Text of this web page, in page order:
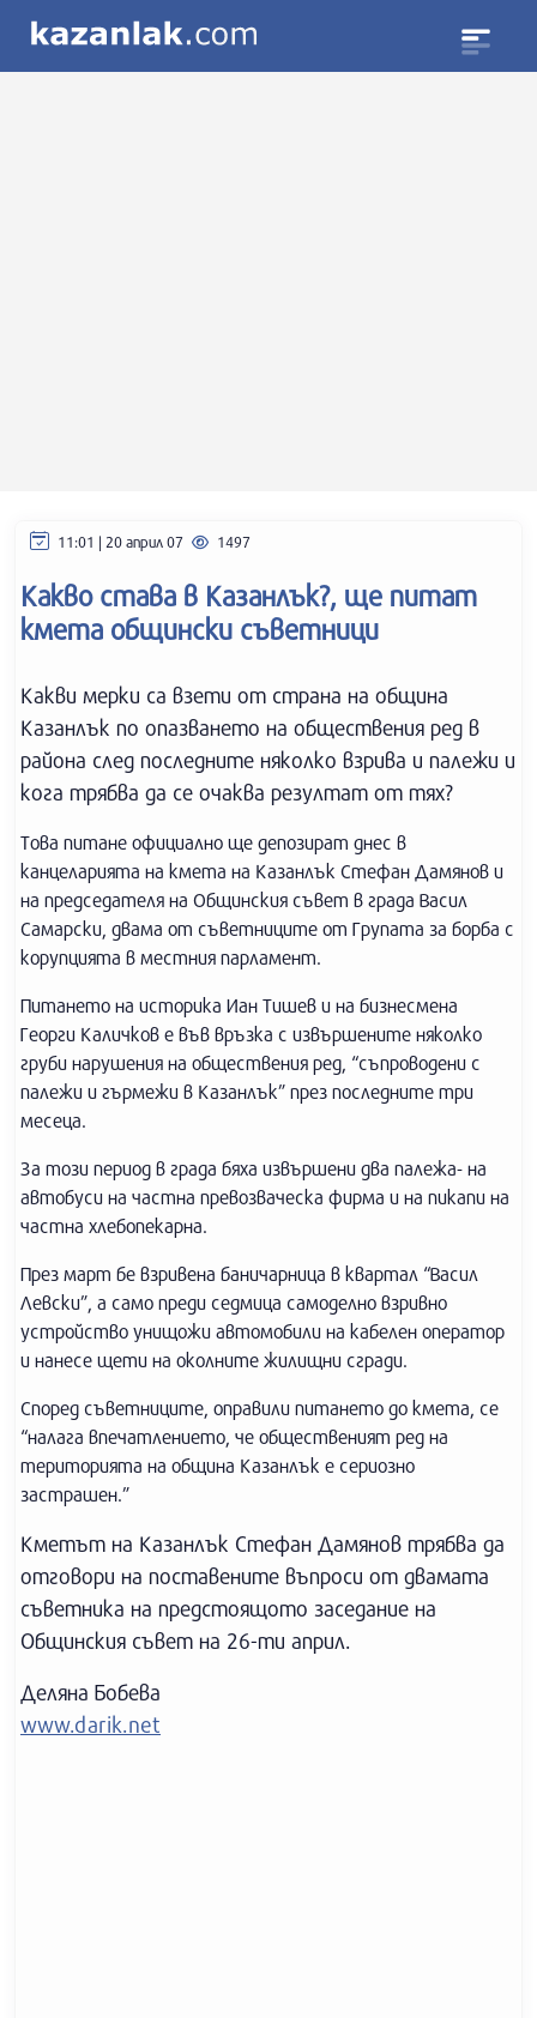
11:01 | 20 април 07 1497
Какво става в Казанлък?, ще питат
кмета общински съветници
Какви мерки са взети от страна на община
Казанлък по опазването на обществения ред в
района след последните няколко взрива и палежи и
кога трябва да се очаква резултат от тях?
Това питане официално ще депозират днес в
канцеларията на кмета на Казанлък Стефан Дамянов и
на председателя на Общинския съвет в града Васил
Самарски, двама от съветниците от Групата за борба с
корупцията в местния парламент.
Питането на историка Иан Тишев и на бизнесмена
Георги Каличков е във връзка с извършените няколко
груби нарушения на обществения ред, “съпроводени с
палежи и гърмежи в Казанлък” през последните три
месеца.
За този период в града бяха извършени два палежа- на
автобуси на частна превозваческа фирма и на пикапи на
частна хлебопекарна.
През март бе взривена баничарница в квартал “Васил
Левски”, а само преди седмица самоделно взривно
устройство унищожи автомобили на кабелен оператор
и нанесе щети на околните жилищни сгради.
Според съветниците, оправили питането до кмета, се
“налага впечатлението, че общественият ред на
територията на община Казанлък е сериозно
застрашен.”
Кметът на Казанлък Стефан Дамянов трябва да
отговори на поставените въпроси от двамата
съветника на предстоящото заседание на
Общинския съвет на 26-ти април.
Деляна Бобева
www.darik.net